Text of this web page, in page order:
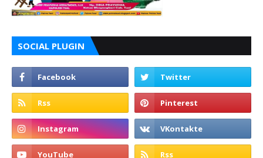
SOCIAL PLUGIN